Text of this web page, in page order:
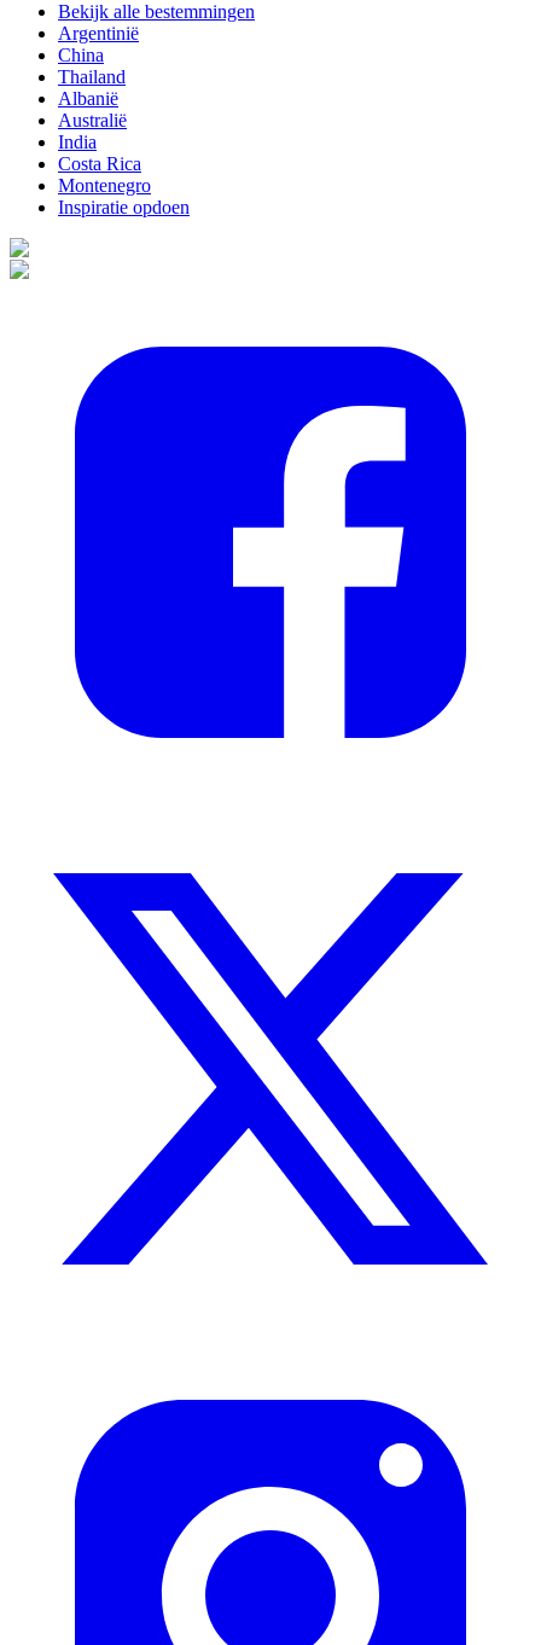
Bekijk alle bestemmingen
Argentinië
China
Thailand
Albanië
Australië
India
Costa Rica
Montenegro
Inspiratie opdoen